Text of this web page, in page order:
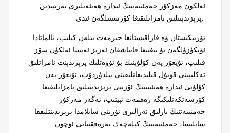
ئەلكۈن مەزكۇر جەمئىيەتنىڭ ئىدارە ھەيئەتلىرى تەرىپىدىن
پرېزىدېنتلىق نامزاتلىقىغا كۆرسىتىلگەن ئىدى.
ئۆزبېكىستان ۋە قازاقىستانغا خىزمەت بىلەن كېلىپ، ئالماتادا
ئۆتكۈزۈلگەن بۇ يىغىنغا قاتناشقان ئەزىز ئەيسا ئەلكۈن سۆز
قىلىپ، ئۇيغۇر پەن كۇلۇبنىڭ بۇ نۆۋەتلىك پرېزىدېنت نامزاتلىق
تەكلىپىنى قوبۇل قىلىدىغانلىقىنى بىلدۈردۇپ، ئۇيغۇر پەن
كۇلۇبى ئىدارە ھەيئىتىنىڭ ئۆزىنى پرېزىدېنتلىق نامزاتلىقىغا
كۆرسەتكەنلىكىگە رەھمەت ئېيتىپ، ئەگەر مەزكۇر
جەمئىيەتنىڭ بارلىق ئەزالىرى ئۆزىنى سايلامدا پرېزىدېنتلىققا
سايلىسا، جەمئىيەتنىڭ كېلەچەك تەرەققىياتى ئۈچۈن